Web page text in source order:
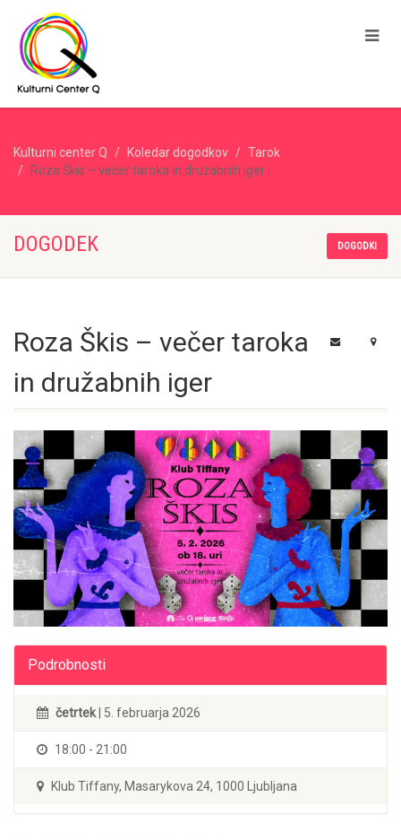
Kulturni center Q Koledar dogodkov
Tarok
Roza Škis – večer taroka in družabnih iger
DOGODEK DOGODKI
Roza Škis – večer taroka
in družabnih iger
Podrobnosti
četrtek | 5. februarja 2026
18:00 - 21:00
Klub Tiffany, Masarykova 24, 1000 Ljubljana